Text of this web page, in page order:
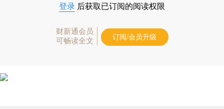
登录 后获取已订阅的阅读权限
财新通会员
可畅读全文
订阅/会员升级